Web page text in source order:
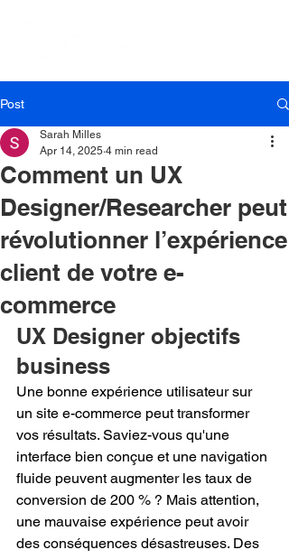
Post
Comment un UX
Designer/Researcher peut
révolutionner l’expérience
client de votre e-
commerce
Sarah Milles
Apr 14, 2025 4 min read
UX Designer objectifs
business
Une bonne expérience utilisateur sur
un site e-commerce peut transformer
vos résultats. Saviez-vous qu'une
interface bien conçue et une navigation
fluide peuvent augmenter les taux de
conversion de 200 % ? Mais attention,
une mauvaise expérience peut avoir
des conséquences désastreuses. Des